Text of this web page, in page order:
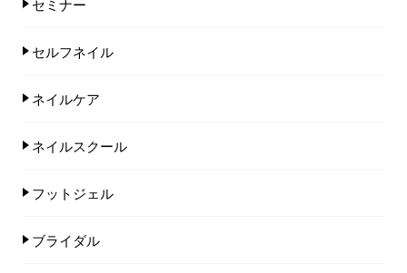
セミナー
セルフネイル
ネイルケア
ネイルスクール
フットジェル
ブライダル